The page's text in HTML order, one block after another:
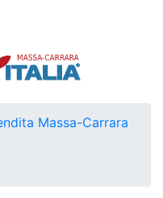
Massa-Carrara